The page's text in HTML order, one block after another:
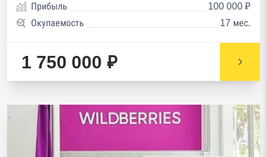
Прибыль
100 000 ₽
Окупаемость
17 мес.
1 750 000 ₽